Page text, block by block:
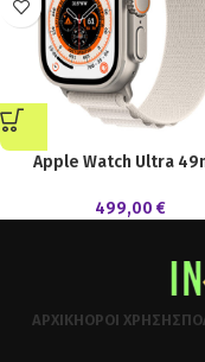
Apple Watch Ultra
499,00 €
ΑΡΧΙΚΉΌΡΟΙ ΧΡΉΣΗΣ